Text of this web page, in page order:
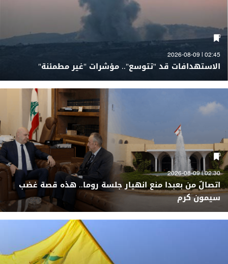
02:45 | 2026-08-09
الاستهدافات قد "تتوسع".. مؤشرات "غير مطمئنة"
02:30 | 2026-08-09
اتصالٌ من بعبدا منع انهيار جلسة روما.. هذه قصة غضب
سيمون كرم